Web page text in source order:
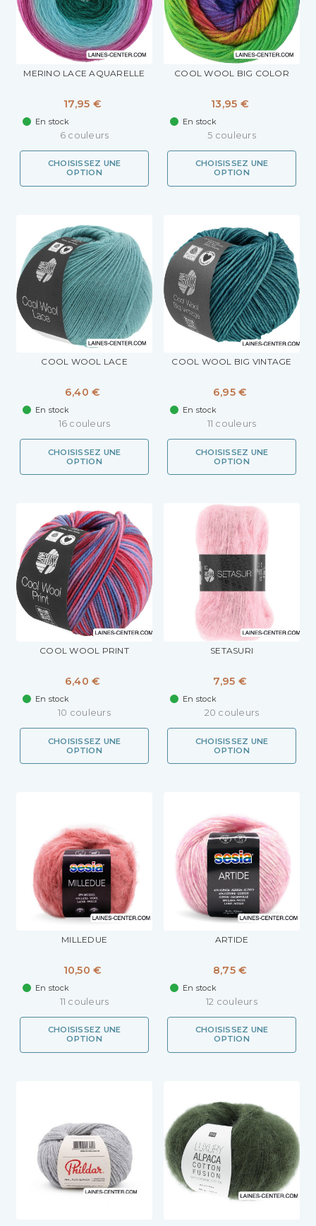
MERINO LACE AQUARELLE
17,95 €
En stock
6 couleurs
CHOISISSEZ UNE
OPTION
COOL WOOL BIG COLOR
13,95 €
En stock
5 couleurs
CHOISISSEZ UNE
OPTION
COOL WOOL LACE
6,40 €
En stock
16 couleurs
CHOISISSEZ UNE
OPTION
COOL WOOL BIG VINTAGE
6,95 €
En stock
11 couleurs
CHOISISSEZ UNE
OPTION
COOL WOOL PRINT
6,40 €
En stock
10 couleurs
CHOISISSEZ UNE
OPTION
SETASURI
7,95 €
En stock
20 couleurs
CHOISISSEZ UNE
OPTION
MILLEDUE
10,50 €
En stock
11 couleurs
CHOISISSEZ UNE
OPTION
ARTIDE
8,75 €
En stock
12 couleurs
CHOISISSEZ UNE
OPTION